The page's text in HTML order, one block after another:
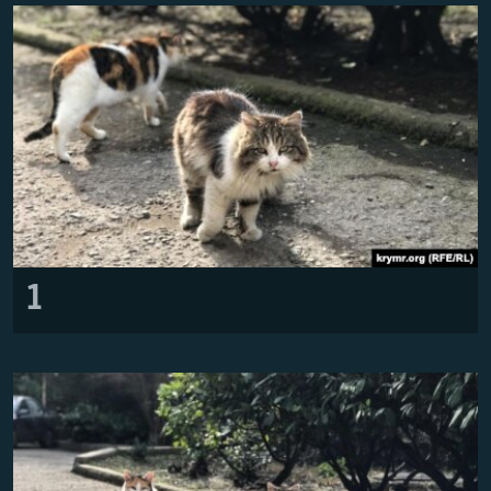
ПОБЕДИТЕЛЕЙ НЕ СУДЯТ?
КРЫМ.НЕПОКОРЕННЫЙ
ELIFBE
УКРАИНСКАЯ ПРОБЛЕМА КРЫМА
ПРИСОЕДИНЯЙТЕСЬ!
Все сайты RFE/RL
1